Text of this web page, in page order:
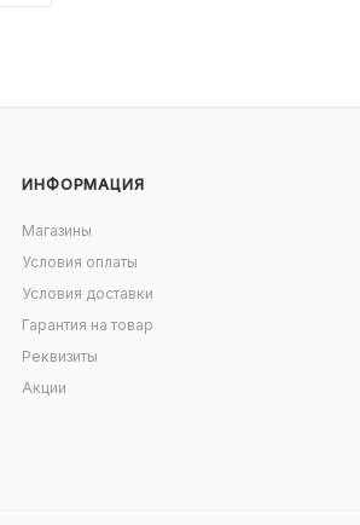
ИНФОРМАЦИЯ
Магазины
Условия оплаты
Условия доставки
Гарантия на товар
Реквизиты
Акции